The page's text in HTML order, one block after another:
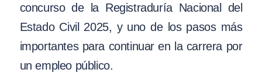
concurso de la Registraduría Nacional del
Estado Civil 2025, y uno de los pasos más
importantes para continuar en la carrera por
un empleo público.